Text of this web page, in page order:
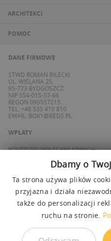
ARCHITEKCI
POMOC
DANE FIRMOWE
STWD ROMAN BILECKI
UL. WIŚLANA 25,
85-773 BYDGOSZCZ
NIP 554-015-57-66
REGON 090557215
TEL: +48 535 410 810
EMAIL: BOK1@BEDS.PL
WPŁATY
KONTO DO WPŁAT KRAJOWYCH:
69 1050 1139 1000 0090 8355 0765
KONTO DO WPŁAT SPOZA POLSKI /
BANK ING
PL 27 1050 1139 1000 0090 8358
SWIFT: INGBPLPW
OBSŁUGUJEMY PŁATNOŚCI
Dbamy o
Ta strona używa plików
przyjazna i działa
także do personalizacji
ruchu na stronie.